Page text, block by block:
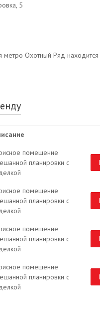
5
метро Охотный Ряд
помещение
планировки с
помещение
планировки с
помещение
планировки с
помещение
планировки с